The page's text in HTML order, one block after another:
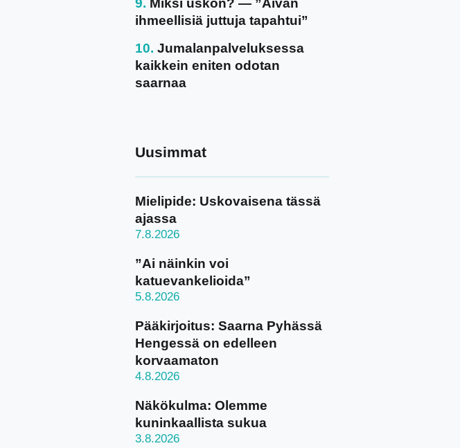
Miksi uskon? — ”Aivan
ihmeellisiä juttuja tapahtui”
Jumalanpalveluksessa
kaikkein eniten odotan
saarnaa
Uusimmat
Mielipide: Uskovaisena tässä
ajassa
7.8.2026
”Ai näinkin voi
katuevankelioida”
5.8.2026
Pääkirjoitus: Saarna Pyhässä
Hengessä on edelleen
korvaamaton
4.8.2026
Näkökulma: Olemme
kuninkaallista sukua
3.8.2026